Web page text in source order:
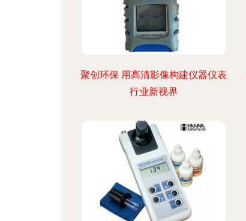
聚创环保 用高清影像构建仪器仪表
行业新视界